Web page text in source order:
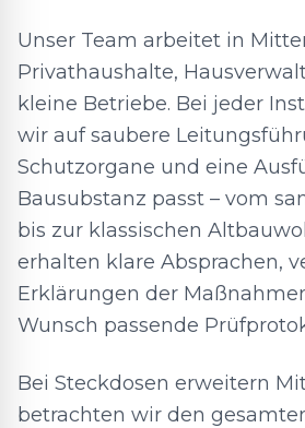
Unser Team arbeitet in
Privathaushalte,
kleine Betriebe. Bei jeder
wir auf saubere
Schutzorgane und eine
Bausubstanz passt – vom
bis zur klassischen
erhalten klare Absprachen,
Erklärungen der
Wunsch passende
Bei Steckdosen erweitern
betrachten wir den